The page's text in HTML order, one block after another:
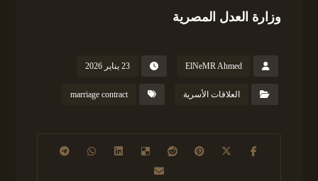
وزارة العدل المصرية
ElNeMR Ahmed 23 يناير 2026
العلاقات الأسرية marriage contract